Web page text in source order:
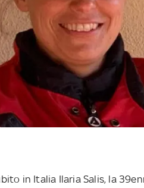
in Italia Ilaria Salis, la